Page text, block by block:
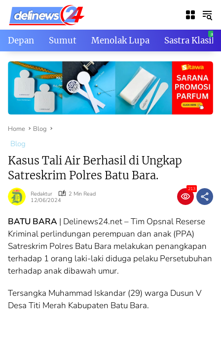
Skip
content
Depan Sumut Menolak Lupa Sastra Klasik
Home Blog
Blog
Kasus Tali Air Berhasil di Ungkap
Satreskrim Polres Batu Bara.
Redaktur
2 Min Read
12/06/2024
213
BATU BARA | Delinews24.net – Tim Opsnal Reserse
Kriminal perlindungan perempuan dan anak (PPA)
Satreskrim Polres Batu Bara melakukan penangkapan
terhadap 1 orang laki-laki diduga pelaku Persetubuhan
terhadap anak dibawah umur.
Tersangka Muhammad Iskandar (29) warga Dusun V
Desa Titi Merah Kabupaten Batu Bara.